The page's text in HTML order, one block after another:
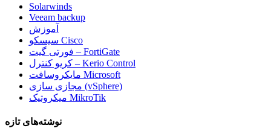
Solarwinds
Veeam backup
آموزش
سیسکو Cisco
فورتی گیت – FortiGate
کریو کنترل – Kerio Control
مایکروسافت Microsoft
مجازی سازی (vSphere)
میکروتیک MikroTik
نوشته‌های تازه